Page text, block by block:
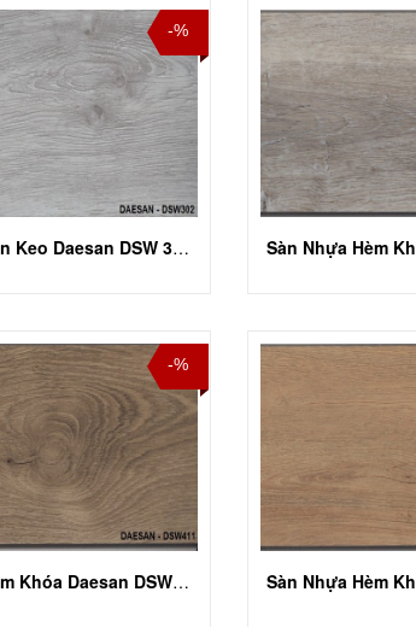
-%
Sàn Nhựa Dán Keo Daesan DSW 302
-%
Sàn Nhựa Hèm Khóa Daesan DSW 411